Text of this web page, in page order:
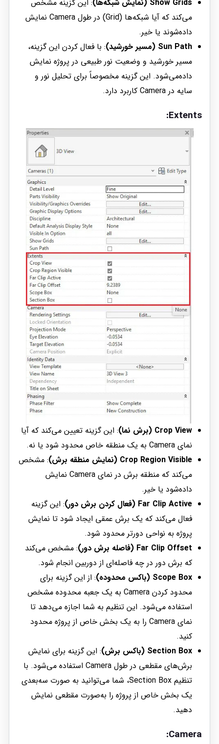
Show Grids (نمایش شبکه‌ها)
: این گزینه مشخص
می‌کند که آیا شبکه‌ها (Grid) در طول Camera نمایش
داده‌شوند یا خیر.
Sun Path (مسیر خورشید)
: با فعال کردن این گزینه،
مسیر خورشید و وضعیت نور طبیعی در پروژه نمایش
داده‌می‌شود. این گزینه مخصوصاً برای تحلیل نور و
سایه در Camera کاربرد دارد.
Extents:
Crop View (برش نما)
: این گزینه تعیین می‌کند که آیا
نمای Camera به یک منطقه خاص محدود شود یا نه.
Crop Region Visible (نمایش منطقه برش)
: مشخص
می‌کند که منطقه برش در نمای Camera نمایش
داده‌شود یا خیر.
Far Clip Active (فعال کردن برش دور)
: این گزینه
فعال می‌کند که یک برش عمقی ایجاد شود تا نمایش
پروژه به نواحی دورتر محدود شود.
Far Clip Offset (فاصله برش دور)
: مشخص می‌کند
که برش دور در چه فاصله‌ای از دوربین انجام شود.
Scope Box (باکس محدوده)
: از این گزینه برای
محدود کردن Camera به یک جعبه محدوده مشخص
استفاده می‌شود. این تنظیم به شما اجازه می‌دهد تا
نمای Camera را به یک بخش خاص از پروژه محدود
کنید.
Section Box (باکس برش)
: این گزینه برای نمایش
برش‌های مقطعی در طول Camera استفاده می‌شود. با
تنظیم Section Box، شما می‌توانید به صورت سه‌بعدی
یک بخش خاص از پروژه را به‌صورت مقطعی نمایش
دهید.
Camera: